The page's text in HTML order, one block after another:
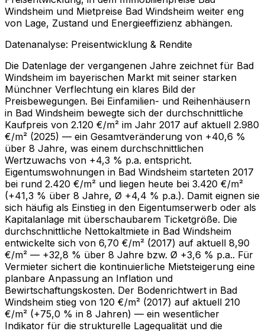
Windsheim und Mietpreise Bad Windsheim weiter eng
von Lage, Zustand und Energieeffizienz abhängen.
Datenanalyse: Preisentwicklung & Rendite
Die Datenlage der vergangenen Jahre zeichnet für Bad
Windsheim im bayerischen Markt mit seiner starken
Münchner Verflechtung ein klares Bild der
Preisbewegungen. Bei Einfamilien- und Reihenhäusern
in Bad Windsheim bewegte sich der durchschnittliche
Kaufpreis von 2.120 €/m² im Jahr 2017 auf aktuell 2.980
€/m² (2025) — ein Gesamtveränderung von +40,6 %
über 8 Jahre, was einem durchschnittlichen
Wertzuwachs von +4,3 % p.a. entspricht.
Eigentumswohnungen in Bad Windsheim starteten 2017
bei rund 2.420 €/m² und liegen heute bei 3.420 €/m²
(+41,3 % über 8 Jahre, Ø +4,4 % p.a.). Damit eignen sie
sich häufig als Einstieg in den Eigentumserwerb oder als
Kapitalanlage mit überschaubarem Ticketgröße. Die
durchschnittliche Nettokaltmiete in Bad Windsheim
entwickelte sich von 6,70 €/m² (2017) auf aktuell 8,90
€/m² — +32,8 % über 8 Jahre bzw. Ø +3,6 % p.a.. Für
Vermieter sichert die kontinuierliche Mietsteigerung eine
planbare Anpassung an Inflation und
Bewirtschaftungskosten. Der Bodenrichtwert in Bad
Windsheim stieg von 120 €/m² (2017) auf aktuell 210
€/m² (+75,0 % in 8 Jahren) — ein wesentlicher
Indikator für die strukturelle Lagequalität und die